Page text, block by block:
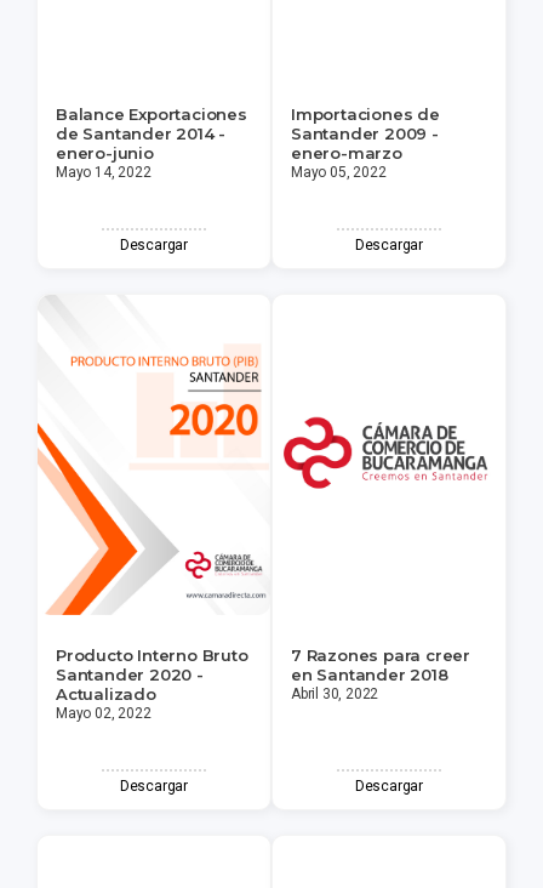
Balance Exportaciones
de Santander 2014 -
enero-junio
Mayo 14, 2022
Descargar
Importaciones de
Santander 2009 -
enero-marzo
Mayo 05, 2022
Descargar
Producto Interno Bruto
Santander 2020 -
Actualizado
Mayo 02, 2022
Descargar
7 Razones para creer
en Santander 2018
Abril 30, 2022
Descargar